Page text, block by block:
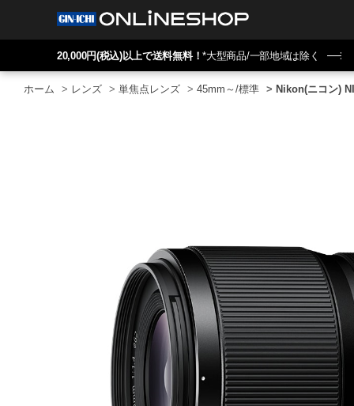
20,000円(税込)以上で送料無料！*大型商品/一部地域は除く
ホーム > レンズ > 単焦点レンズ > 45mm～/標準 > Nikon(ニコン)